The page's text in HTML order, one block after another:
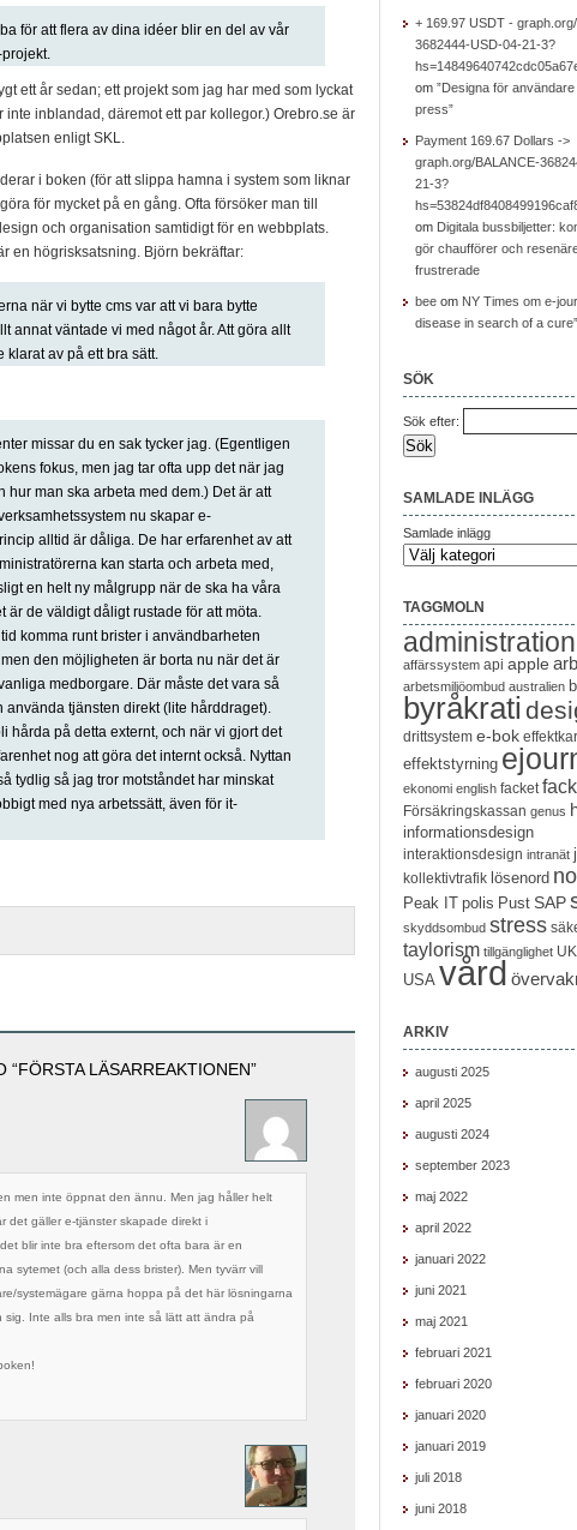
för att flera av dina idéer blir en del av vår
ett år sedan; ett projekt som jag har med som lyckat
inblandad, däremot ett par kollegor.) Orebro.se är
enligt SKL.
i boken (för att slippa hamna i system som liknar
för mycket på en gång. Ofta försöker man till
och organisation samtidigt för en webbplats.
en högrisksatsning. Björn bekräftar:
när vi bytte cms var att vi bara bytte
annat väntade vi med något år. Att göra allt
av på ett bra sätt.
missar du en sak tycker jag. (Egentligen
fokus, men jag tar ofta upp det när jag
hur man ska arbeta med dem.) Det är att
nu skapar e-
alltid är dåliga. De har erfarenhet av att
kan starta och arbeta med,
en helt ny målgrupp när de ska ha våra
är de väldigt dåligt rustade för att möta.
komma runt brister i användbarheten
den möjligheten är borta nu när det är
medborgare. Där måste det vara så
använda tjänsten direkt (lite hårddraget).
hårda på detta externt, och när vi gjort det
nog att göra det internt också. Nyttan
tydlig så jag tror motståndet har minskat
med nya arbetssätt, även för it-
“FÖRSTA LÄSARREAKTIONEN”
men inte öppnat den ännu. Men jag håller helt
det gäller e-tjänster skapade direkt i
blir inte bra eftersom det ofta bara är en
sytemet (och alla dess brister). Men tyvärr vill
systemägare gärna hoppa på det här lösningarna
sig. Inte alls bra men inte så lätt att ändra på
+ 169.97 USDT -
3682444-USD-04-21-3?
om ”Designa för
press”
Payment 169.67 Dollars ->
graph.org/BALANCE-
21-3?
om Digitala bussbiljetter:
gör chaufförer och
frustrerade
bee om NY Times om e-
disease in search of a cure”
SÖK
Sök efter:
SAMLADE INLÄGG
Samlade inlägg
TAGGMOLN
administration
affärssystem api apple
arbetsmiljöombud australien
byråkrati
drittsystem e-bok
effektstyrning
ekonomi english facket
Försäkringskassan genus
informationsdesign
interaktionsdesign intranät
kollektivtrafik lösenord
Peak IT polis Pust SAP
skyddsombud stress
taylorism tillgänglighet UK
USA vård
ARKIV
augusti 2025
april 2025
augusti 2024
september 2023
maj 2022
april 2022
januari 2022
juni 2021
maj 2021
februari 2021
februari 2020
januari 2020
januari 2019
juli 2018
juni 2018